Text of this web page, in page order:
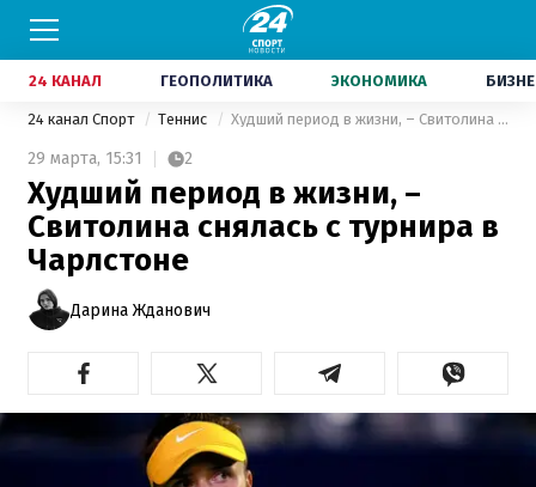
24 КАНАЛ ГЕОПОЛИТИКА ЭКОНОМИКА
24 канал Спорт Теннис Худший период в жизни, – Свитолина снялась с турнира в Чарлстоне
29 марта, 15:31 2
Худший период в жизни, –
Свитолина снялась с турнира в
Чарлстоне
Дарина Жданович